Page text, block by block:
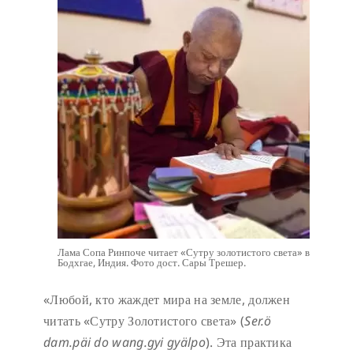
Лама Сопа Ринпоче читает «Сутру золотистого света» в
Бодхгае, Индия. Фото дост. Сары Трешер.
«Любой, кто жаждет мира на земле, должен
читать «Сутру Золотистого света» (Ser.ö
dam.päi do wang.gyi gyälpo). Эта практика